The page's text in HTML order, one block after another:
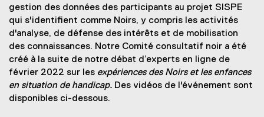
gestion des données des participants au projet SISPE
qui s'identifient comme Noirs, y compris les activités
d'analyse, de défense des intérêts et de mobilisation
des connaissances. Notre Comité consultatif noir a été
créé à la suite de notre débat d’experts en ligne de
février 2022 sur les expériences des Noirs et les enfances
en situation de handicap. Des vidéos de l'événement sont
disponibles ci-dessous.